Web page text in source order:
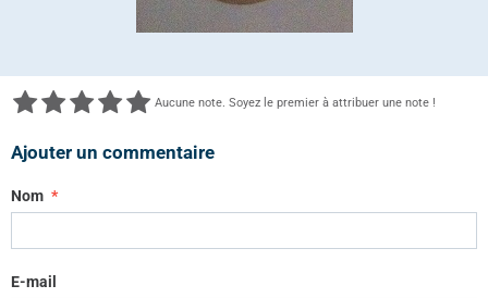
Aucune note. Soyez le premier à attribuer une note !
Ajouter un commentaire
Nom
E-mail